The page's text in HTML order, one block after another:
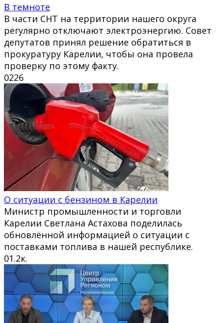
В темноте
В части СНТ на территории нашего округа
регулярно отключают электроэнергию. Совет
депутатов принял решение обратиться в
прокуратуру Карелии, чтобы она провела
проверку по этому факту.
0226
О ситуации с бензином в Карелии
Министр промышленности и торговли
Карелии Светлана Астахова поделилась
обновлённой информацией о ситуации с
поставками топлива в нашей республике.
01.2к.